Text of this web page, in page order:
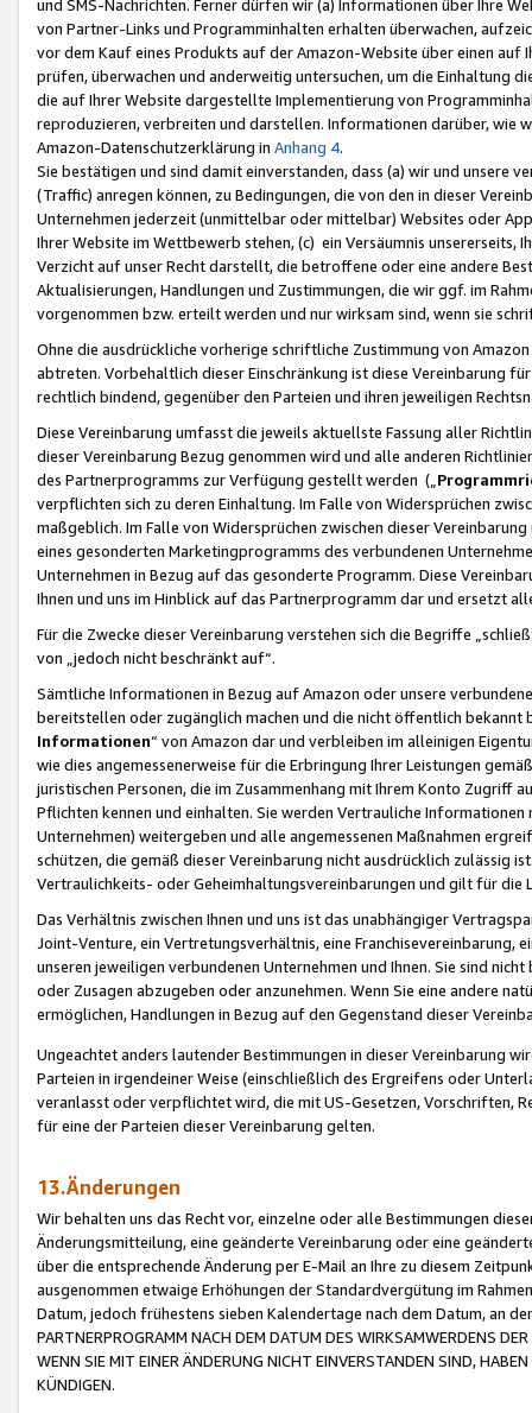
und SMS-Nachrichten. Ferner dürfen wir (a) Informationen über Ihre
von Partner-Links und Programminhalten erhalten überwachen,
vor dem Kauf eines Produkts auf der Amazon-Website über einen
prüfen, überwachen und anderweitig untersuchen, um die Einhaltung
die auf Ihrer Website dargestellte Implementierung von
reproduzieren, verbreiten und darstellen. Informationen darüber, wie
Amazon-Datenschutzerklärung in Anhang 4.
Sie bestätigen und sind damit einverstanden, dass (a) wir und
(Traffic) anregen können, zu Bedingungen, die von den in dieser
Unternehmen jederzeit (unmittelbar oder mittelbar) Websites oder
Ihrer Website im Wettbewerb stehen, (c) ein Versäumnis unsererseits,
Verzicht auf unser Recht darstellt, die betroffene oder eine andere
Aktualisierungen, Handlungen und Zustimmungen, die wir ggf. im
vorgenommen bzw. erteilt werden und nur wirksam sind, wenn sie
Ohne die ausdrückliche vorherige schriftliche Zustimmung von
abtreten. Vorbehaltlich dieser Einschränkung ist diese Vereinbarung
rechtlich bindend, gegenüber den Parteien und ihren jeweiligen
Diese Vereinbarung umfasst die jeweils aktuellste Fassung aller
dieser Vereinbarung Bezug genommen wird und alle anderen
des Partnerprogramms zur Verfügung gestellt werden („
verpflichten sich zu deren Einhaltung. Im Falle von Widersprüchen
maßgeblich. Im Falle von Widersprüchen zwischen dieser
eines gesonderten Marketingprogramms des verbundenen
Unternehmen in Bezug auf das gesonderte Programm. Diese
Ihnen und uns im Hinblick auf das Partnerprogramm dar und ersetzt
Für die Zwecke dieser Vereinbarung verstehen sich die Begriffe
von „jedoch nicht beschränkt auf“.
Sämtliche Informationen in Bezug auf Amazon oder unsere
bereitstellen oder zugänglich machen und die nicht öffentlich
Informationen“ von Amazon dar und verbleiben im alleinigen
wie dies angemessenerweise für die Erbringung Ihrer Leistungen
juristischen Personen, die im Zusammenhang mit Ihrem Konto
Pflichten kennen und einhalten. Sie werden Vertrauliche
Unternehmen) weitergeben und alle angemessenen Maßnahmen
schützen, die gemäß dieser Vereinbarung nicht ausdrücklich zulässig
Vertraulichkeits- oder Geheimhaltungsvereinbarungen und gilt für die
Das Verhältnis zwischen Ihnen und uns ist das unabhängiger
Joint-Venture, ein Vertretungsverhältnis, eine Franchisevereinbarung,
unseren jeweiligen verbundenen Unternehmen und Ihnen. Sie sind
oder Zusagen abzugeben oder anzunehmen. Wenn Sie eine andere
ermöglichen, Handlungen in Bezug auf den Gegenstand dieser
Ungeachtet anders lautender Bestimmungen in dieser Vereinbarung
Parteien in irgendeiner Weise (einschließlich des Ergreifens oder
veranlasst oder verpflichtet wird, die mit US-Gesetzen, Vorschriften,
für eine der Parteien dieser Vereinbarung gelten.
13.Änderungen
Wir behalten uns das Recht vor, einzelne oder alle Bestimmungen
Änderungsmitteilung, eine geänderte Vereinbarung oder eine
über die entsprechende Änderung per E-Mail an Ihre zu diesem
ausgenommen etwaige Erhöhungen der Standardvergütung im
Datum, jedoch frühestens sieben Kalendertage nach dem Datum, an
PARTNERPROGRAMM NACH DEM DATUM DES WIRKSAMWERDENS
WENN SIE MIT EINER ÄNDERUNG NICHT EINVERSTANDEN SIND,
KÜNDIGEN.